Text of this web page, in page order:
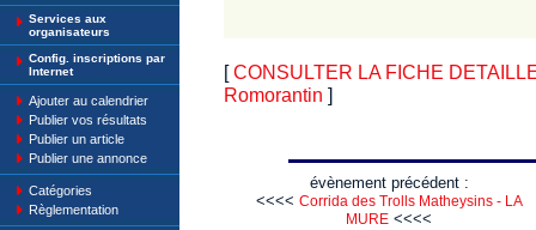
Services aux
organisateurs
Config. inscriptions par
Internet
Ajouter au calendrier
Publier vos résultats
Publier un article
Publier une annonce
Catégories
Règlementation
[CONSULTER LA FICHE
Romorantin ]
évènement précédent :
<<<< Corrida des Trolls Matheysins - LA
MURE <<<<